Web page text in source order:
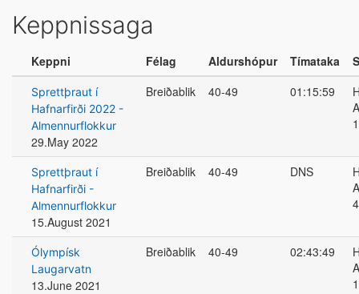
Keppnissaga
Keppni Félag Aldurshópur Tímataka
Sprettþraut í
Hafnarfirði 2022 -
Almennurflokkur
29.May 2022
Breiðablik 40-49 01:15:59
1
Sprettþraut í
Hafnarfirði -
Almennurflokkur
15.August 2021
Breiðablik 40-49 DNS
4
Ólympísk
Laugarvatn
13.June 2021
Breiðablik 40-49 02:43:49
1